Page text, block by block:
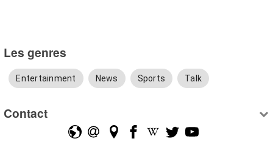
Les genres
Entertainment News Sports Talk
Contact